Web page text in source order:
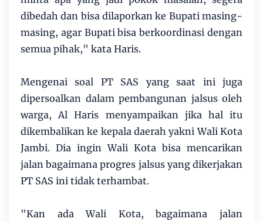
dibedah dan bisa dilaporkan ke Bupati masing-
masing, agar Bupati bisa berkoordinasi dengan
semua pihak," kata Haris.
Mengenai soal PT SAS yang saat ini juga
dipersoalkan dalam pembangunan jalsus oleh
warga, Al Haris menyampaikan jika hal itu
dikembalikan ke kepala daerah yakni Wali Kota
Jambi. Dia ingin Wali Kota bisa mencarikan
jalan bagaimana progres jalsus yang dikerjakan
PT SAS ini tidak terhambat.
"Kan ada Wali Kota, bagaimana jalan